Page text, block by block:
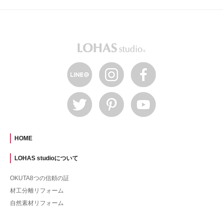
HOME
LOHAS studioについて
OKUTA8つの信頼の証
材工分離リフォーム
自然素材リフォーム